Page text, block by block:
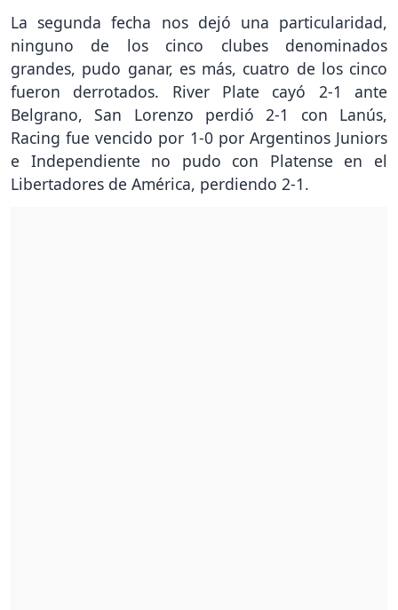
La segunda fecha nos dejó una particularidad,
ninguno de los cinco clubes denominados
grandes, pudo ganar, es más, cuatro de los cinco
fueron derrotados. River Plate cayó 2-1 ante
Belgrano, San Lorenzo perdió 2-1 con Lanús,
Racing fue vencido por 1-0 por Argentinos Juniors
e Independiente no pudo con Platense en el
Libertadores de América, perdiendo 2-1.